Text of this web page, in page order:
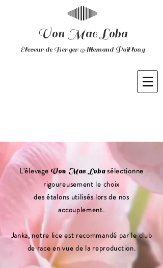
Von Mae Loba
Éleveur de Berger Allemand Poil long
L'élevage Von Mae Lobasélectionne
rigoureusement le choix
des étalons utilisés lors de nos
accouplement.
Janka, notre lice est recommandé par le club
de race en vue de la reproduction.